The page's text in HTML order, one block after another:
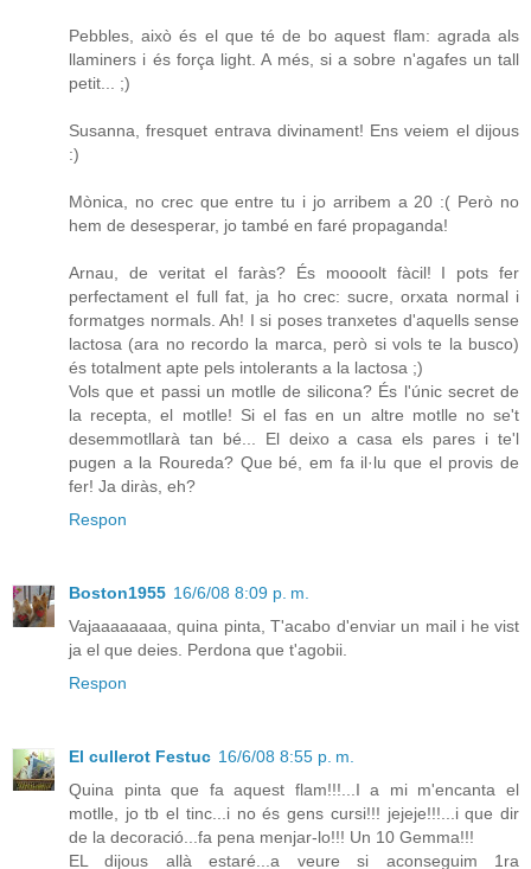
Pebbles, això és el que té de bo aquest flam: agrada als
llaminers i és força light. A més, si a sobre n'agafes un tall
petit... ;)
Susanna, fresquet entrava divinament! Ens veiem el dijous
:)
Mònica, no crec que entre tu i jo arribem a 20 :( Però no
hem de desesperar, jo també en faré propaganda!
Arnau, de veritat el faràs? És moooolt fàcil! I pots fer
perfectament el full fat, ja ho crec: sucre, orxata normal i
formatges normals. Ah! I si poses tranxetes d'aquells sense
lactosa (ara no recordo la marca, però si vols te la busco)
és totalment apte pels intolerants a la lactosa ;)
Vols que et passi un motlle de silicona? És l'únic secret de
la recepta, el motlle! Si el fas en un altre motlle no se't
desemmotllarà tan bé... El deixo a casa els pares i te'l
pugen a la Roureda? Que bé, em fa il·lu que el provis de
fer! Ja diràs, eh?
Respon
Boston1955 16/6/08 8:09 p. m.
Vajaaaaaaaa, quina pinta, T'acabo d'enviar un mail i he vist
ja el que deies. Perdona que t'agobii.
Respon
El cullerot Festuc 16/6/08 8:55 p. m.
Quina pinta que fa aquest flam!!!...I a mi m'encanta el
motlle, jo tb el tinc...i no és gens cursi!!! jejeje!!!...i que dir
de la decoració...fa pena menjar-lo!!! Un 10 Gemma!!!
EL dijous allà estaré...a veure si aconseguim 1ra